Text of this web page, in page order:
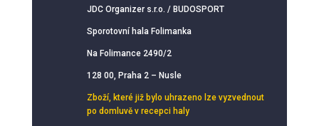
JDC Organizer s.r.o. / BUDOSPORT
Sporotovní hala Folimanka
Na Folimance 2490/2
128 00, Praha 2 – Nusle
Zboží, které již bylo uhrazeno lze vyzvednout
po domluvě v recepci haly